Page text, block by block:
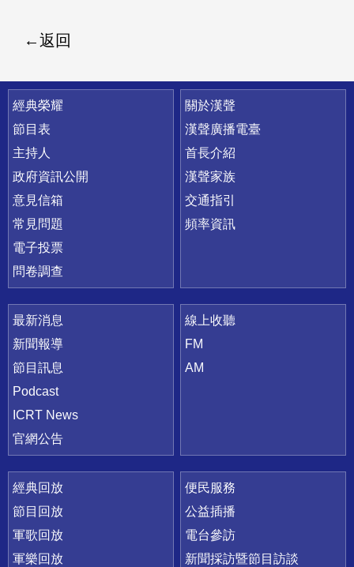
返回
快速連結
經典榮耀
節目表
主持人
政府資訊公開
意見信箱
常見問題
電子投票
問卷調查
關於漢聲
漢聲廣播電臺
首長介紹
漢聲家族
交通指引
頻率資訊
最新消息
新聞報導
節目訊息
Podcast
ICRT News
官網公告
線上收聽
FM
AM
經典回放
節目回放
軍歌回放
軍樂回放
便民服務
公益插播
電台參訪
新聞採訪暨節目訪談